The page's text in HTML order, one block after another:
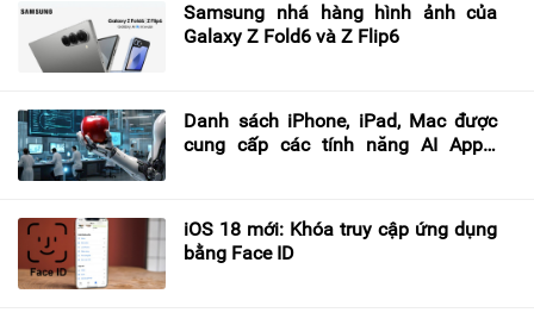
Samsung nhá hàng hình ảnh của
Galaxy Z Fold6 và Z Flip6
Danh sách iPhone, iPad, Mac được
cung cấp các tính năng AI Apple
iOS 18 mới: Khóa truy cập ứng dụng
bằng Face ID